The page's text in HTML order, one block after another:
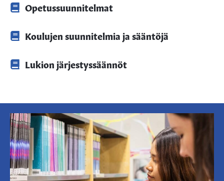
Opetussuunnitelmat
Koulujen suunnitelmia ja sääntöjä
Lukion järjestyssäännöt